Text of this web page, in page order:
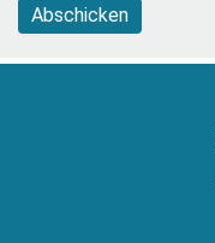
Abschicken